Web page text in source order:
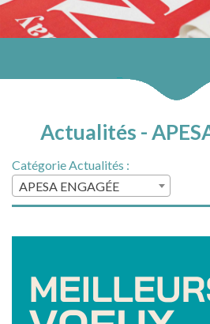
Actualités -
Catégorie Actualités :
APESA ENGAGÉE